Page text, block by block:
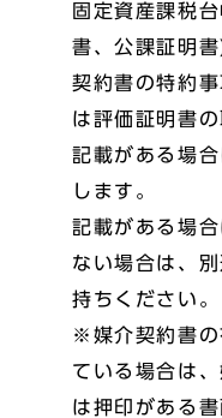
固定資産課税
書、公課証明
契約書の特約
は評価証明書
記載がある場
します。
記載がある場
ない場合は、
持ちください。
※媒介契約書の
ている場合は
は押印がある